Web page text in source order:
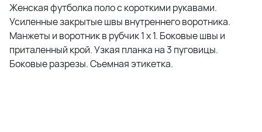
Женская футболка поло с короткими рукавами.
Усиленные закрытые швы внутреннего воротника.
Манжеты и воротник в рубчик 1 x 1. Боковые швы и
приталенный крой. Узкая планка на 3 пуговицы.
Боковые разрезы. Съемная этикетка.